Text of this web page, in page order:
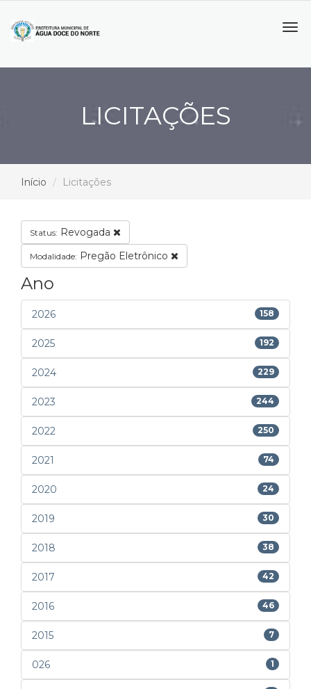
LICITAÇÕES
Início Licitações
Status: Revogada
Modalidade: Pregão Eletrônico
Ano
2026 158
2025 192
2024 229
2023 244
2022 250
2021 74
2020 24
2019 30
2018 38
2017 42
2016 46
2015 7
026 1